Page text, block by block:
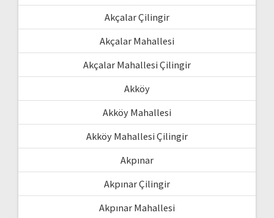
Akçalar Çilingir
Akçalar Mahallesi
Akçalar Mahallesi Çilingir
Akköy
Akköy Mahallesi
Akköy Mahallesi Çilingir
Akpınar
Akpınar Çilingir
Akpınar Mahallesi